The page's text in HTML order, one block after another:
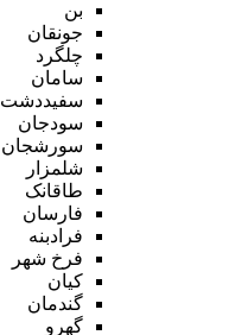
بن
جونقان
چلگرد
سامان
سفیددشت
سودجان
سورشجان
شلمزار
طاقانک
فارسان
فرادبنه
فرخ شهر
کیان
گندمان
گهرو